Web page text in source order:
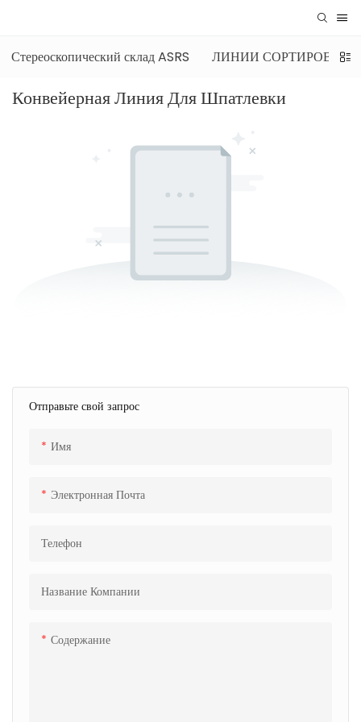
Стереоскопический склад ASRS ЛИНИИ
Конвейерная Линия Для Шпатлевки
Отправьте свой запрос
Имя
Электронная Почта
Телефон
Название Компании
Содержание